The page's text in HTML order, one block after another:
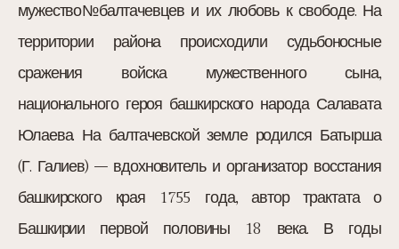
мужество№балтачевцев и их любовь к свободе. На
территории района происходили судьбоносные
сражения войска мужественного сына,
национального героя башкирского народа Салавата
Юлаева. На балтачевской земле родился Батырша
(Г. Галиев) – вдохновитель и организатор восстания
башкирского края 1755 года, автор трактата о
Башкирии первой половины 18 века. В годы